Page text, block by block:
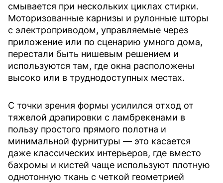
смывается при нескольких циклах стирки.
Моторизованные карнизы и рулонные шторы
с электроприводом, управляемые через
приложение или по сценарию умного дома,
перестали быть нишевым решением и
используются там, где окна расположены
высоко или в труднодоступных местах.
С точки зрения формы усилился отход от
тяжелой драпировки с ламбрекенами в
пользу простого прямого полотна и
минимальной фурнитуры — это касается
даже классических интерьеров, где вместо
бахромы и кистей чаще используют плотную
однотонную ткань с четкой геометрией